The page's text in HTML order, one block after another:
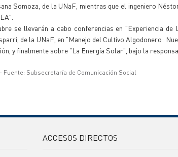
Somoza, de la UNaF, mientras que el ingeniero
se llevarán a cabo conferencias en "Experiencia
de la UNaF, en "Manejo del Cultivo Algodonero:
y finalmente sobre "La Energía Solar", bajo la
- Fuente: Subsecretaría de Comunicación Social
ACCESOS DIRECTOS